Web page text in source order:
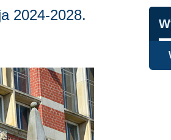
2024-2028.